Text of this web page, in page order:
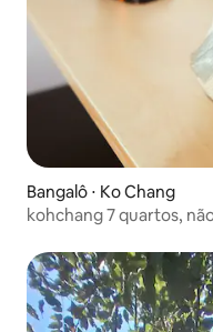
Bangalô ⋅ Ko Chang
kohchang 7 quartos,